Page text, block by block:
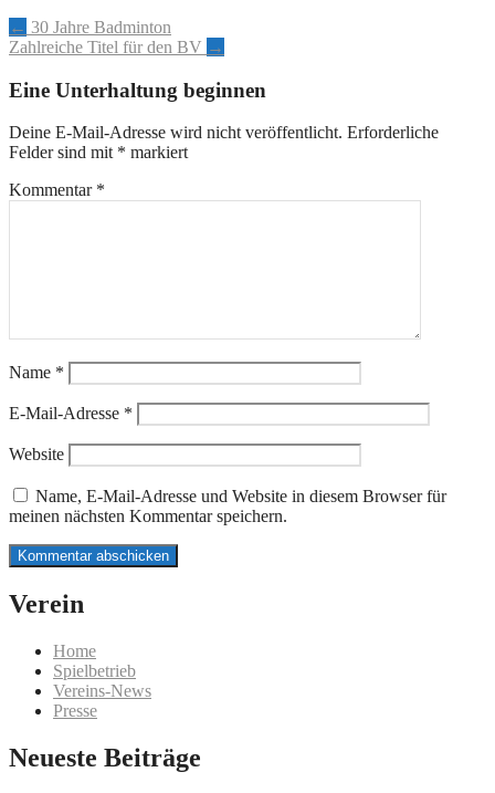
Artikel-
Navigation
← 30 Jahre Badminton
Zahlreiche Titel für den BV →
Eine Unterhaltung beginnen
Deine E-Mail-Adresse wird nicht veröffentlicht. Erforderliche
Felder sind mit * markiert
Kommentar *
Name *
E-Mail-Adresse *
Website
Name, E-Mail-Adresse und Website in diesem Browser für
meinen nächsten Kommentar speichern.
Verein
Home
Spielbetrieb
Vereins-News
Presse
Neueste Beiträge